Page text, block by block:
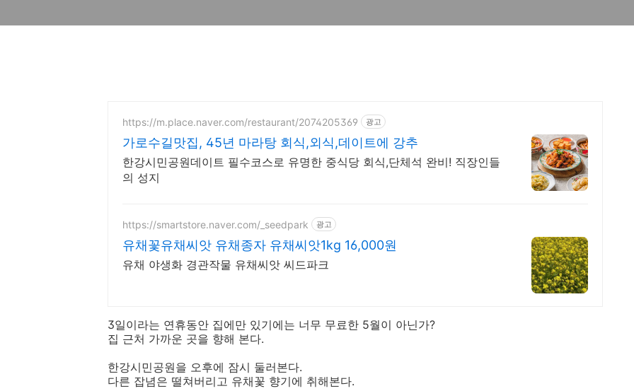
https://m.place.naver.com/restaurant/2074205369 광고
가로수길맛집, 45년 마라탕 회식,외식,데이트에 강추
한강시민공원데이트 필수코스로 유명한 중식당 회식,단체석 완비! 직장인들
의 성지
https://smartstore.naver.com/_seedpark 광고
유채꽃유채씨앗 유채종자 유채씨앗1kg 16,000원
유채 야생화 경관작물 유채씨앗 씨드파크
3일이라는 연휴동안 집에만 있기에는 너무 무료한 5월이 아닌가?
집 근처 가까운 곳을 향해 본다.
한강시민공원을 오후에 잠시 둘러본다.
다른 잡념은 떨쳐버리고 유채꽃 향기에 취해본다.